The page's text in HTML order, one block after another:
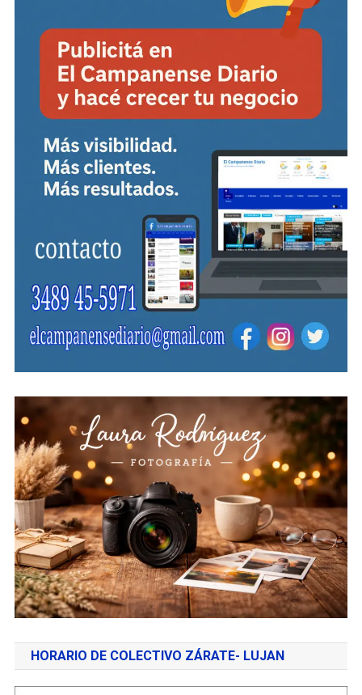
HORARIO DE COLECTIVO ZÁRATE- LUJAN